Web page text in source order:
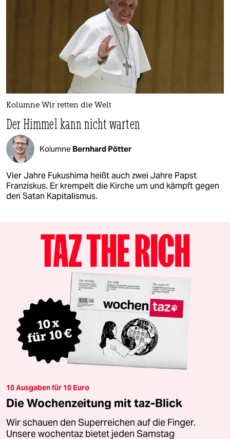
Kolumne Wir retten die Welt
Der Himmel kann nicht warten
Kolumne Bernhard Pötter
Vier Jahre Fukushima heißt auch zwei Jahre Papst
Franziskus. Er krempelt die Kirche um und kämpft gegen
den Satan Kapitalismus.
10 Ausgaben für 10 Euro
Die Wochenzeitung mit taz-Blick
Wir schauen den Superreichen auf die Finger.
Unsere wochentaz bietet jeden Samstag